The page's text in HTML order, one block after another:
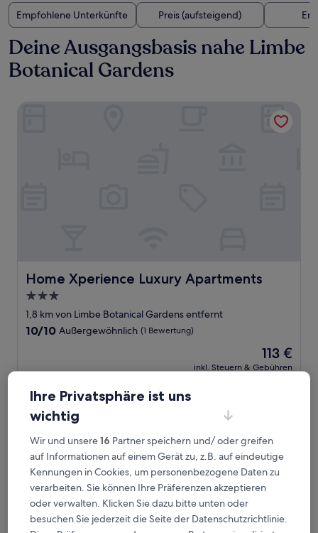
Empfohlene Unterkünfte Preis (aufsteigend)
Deine Ausgangsbasis nahe Limbe
Botanical Gardens
Home Xperience Luxury Apartments
Home Xperience Luxury Apartments
3.0-
Sterne-
Unterkunft
1,8 km von Limbe Botanical Gardens entfernt
10.0
Bewertung)
10/10 Außergewöhnlich (1 Bewertung)
Der
Preis
beträgt
113 €
inkl. Steuern & Gebühren
Victoria Guest House
Ihre Privatsphäre ist uns
wichtig
Wir und unsere16 Partner speichern und/ oder greifen
auf Informationen auf einem Gerät zu, z.B. auf eindeutige
Kennungen in Cookies, um personenbezogene Daten zu
verarbeiten. Sie können Ihre Präferenzen akzeptieren
oder verwalten. Klicken Sie dazu bitte unten oder
besuchen Sie jederzeit die Seite der Datenschutzrichtlinie.